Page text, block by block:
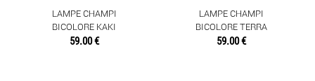
LAMPE CHAMPI
BICOLORE KAKI
59.00 €
LAMPE CHAMPI
BICOLORE TERRA
59.00 €